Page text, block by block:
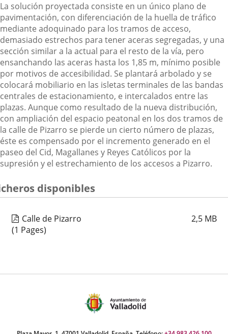
La solución proyectada consiste en un único plano de
pavimentación, con diferenciación de la huella de tráfico
mediante adoquinado para los tramos de acceso,
demasiado estrechos para tener aceras segregadas, y una
sección similar a la actual para el resto de la vía, pero
ensanchando las aceras hasta los 1,85 m, mínimo posible
por motivos de accesibilidad. Se plantará arbolado y se
colocará mobiliario en las isletas terminales de las bandas
centrales de estacionamiento, e intercalados entre las
plazas. Aunque como resultado de la nueva distribución,
con ampliación del espacio peatonal en los dos tramos de
la calle de Pizarro se pierde un cierto número de plazas,
éste es compensado por el incremento generado en el
paseo del Cid, Magallanes y Reyes Católicos por la
supresión y el estrechamiento de los accesos a Pizarro.
disponibles
Calle de Pizarro 2,5 MB
(1 Pages)